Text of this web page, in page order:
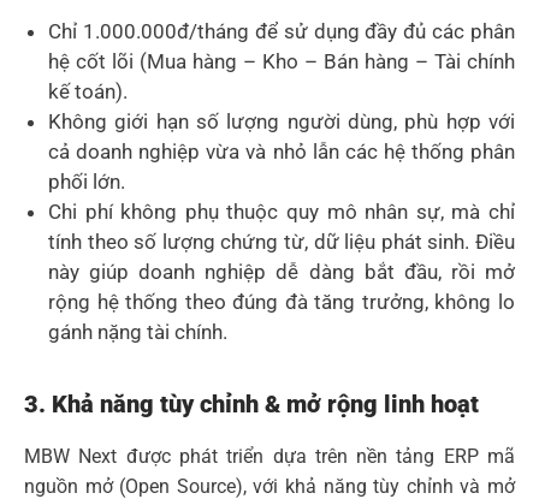
Chỉ 1.000.000đ/tháng để sử dụng đầy đủ các phân
hệ cốt lõi (Mua hàng – Kho – Bán hàng – Tài chính
kế toán).
Không giới hạn số lượng người dùng, phù hợp với
cả doanh nghiệp vừa và nhỏ lẫn các hệ thống phân
phối lớn.
Chi phí không phụ thuộc quy mô nhân sự, mà chỉ
tính theo số lượng chứng từ, dữ liệu phát sinh. Điều
này giúp doanh nghiệp dễ dàng bắt đầu, rồi mở
rộng hệ thống theo đúng đà tăng trưởng, không lo
gánh nặng tài chính.
3. Khả năng tùy chỉnh & mở rộng linh hoạt
MBW Next được phát triển dựa trên nền tảng ERP mã
nguồn mở (Open Source), với khả năng tùy chỉnh và mở